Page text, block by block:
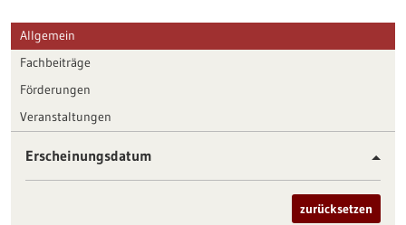
Allgemein
Fachbeiträge
Förderungen
Veranstaltungen
Erscheinungsdatum
zurücksetzen